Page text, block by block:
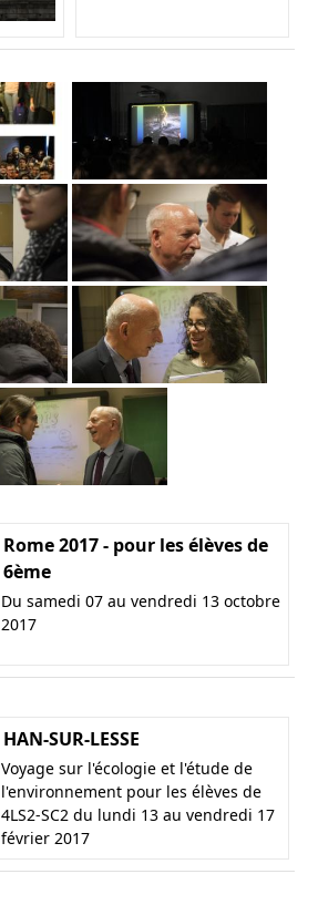
Rome 2017 - pour les élèves de
6ème
Du samedi 07 au vendredi 13 octobre
2017
HAN-SUR-LESSE
Voyage sur l'écologie et l'étude de
l'environnement pour les élèves de
4LS2-SC2 du lundi 13 au vendredi 17
février 2017